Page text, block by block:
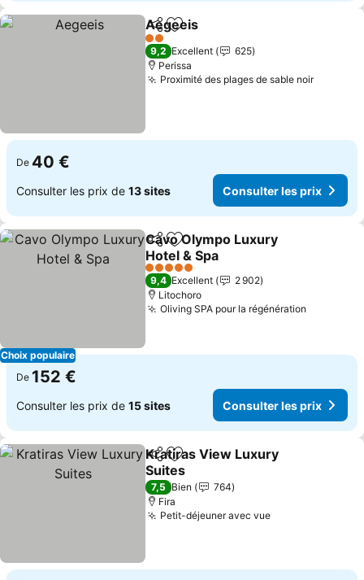
PartagerAjouter à mes favoris
Aegeeis
2 Étoiles
9,2 Excellent
625
Perissa
Proximité des plages de sable noir
De 40 €
Consulter les prix de 13 sites Consulter les prix
Choix populaire
PartagerAjouter à mes favoris
Cavo Olympo Luxury
Hotel & Spa
Consulter les prix
5 Étoiles
9,4 Excellent
2 902
Litochoro
Oliving SPA pour la régénération
De 152 €
Consulter les prix de 15 sites Consulter les prix
PartagerAjouter à mes favoris
Kratiras View Luxury
Suites
Consulter les prix
7,5 Bien
764
Fira
Petit-déjeuner avec vueConsulter les